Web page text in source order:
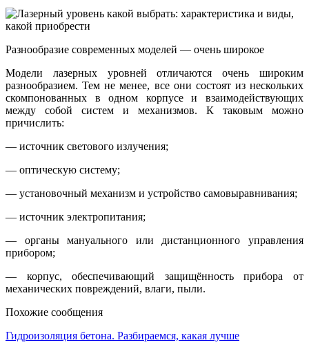
Разнообразие современных моделей — очень широкое
Модели лазерных уровней отличаются очень широким
разнообразием. Тем не менее, все они состоят из нескольких
скомпонованных в одном корпусе и взаимодействующих
между собой систем и механизмов. К таковым можно
причислить:
— источник светового излучения;
— оптическую систему;
— установочный механизм и устройство самовыравнивания;
— источник электропитания;
— органы мануального или дистанционного управления
прибором;
— корпус, обеспечивающий защищённость прибора от
механических повреждений, влаги, пыли.
Похожие сообщения
Гидроизоляция бетона. Разбираемся, какая лучше